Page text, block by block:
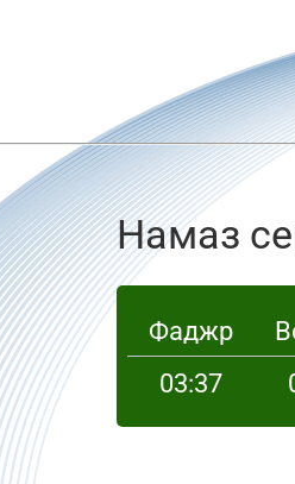
Намаз
Фаджр
03:37